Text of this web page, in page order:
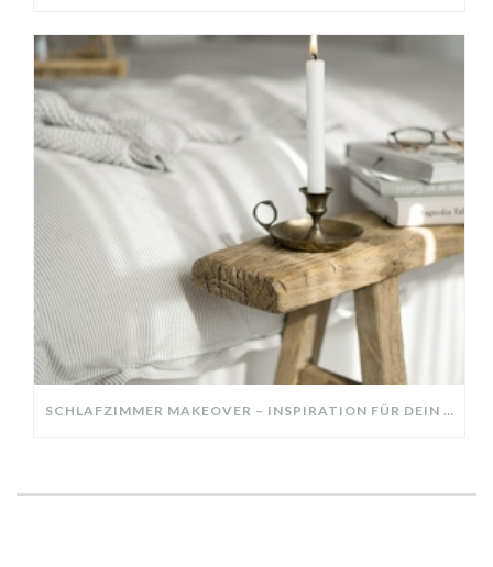
SCHLAFZIMMER MAKEOVER – INSPIRATION FÜR DEIN SCHLAFZIMMER: AUS ALT MACH NEU – HELL, GEMÜTLICH UND EINLADEND